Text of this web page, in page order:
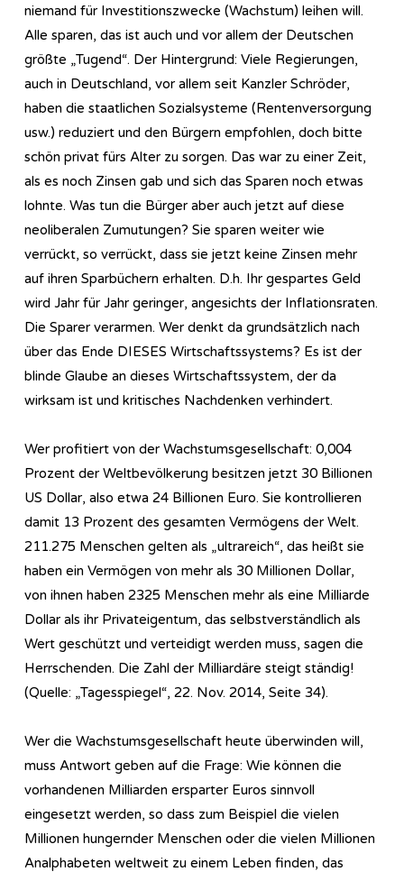
niemand für Investitionszwecke (Wachstum) leihen will.
Alle sparen, das ist auch und vor allem der Deutschen
größte „Tugend“. Der Hintergrund: Viele Regierungen,
auch in Deutschland, vor allem seit Kanzler Schröder,
haben die staatlichen Sozialsysteme (Rentenversorgung
usw.) reduziert und den Bürgern empfohlen, doch bitte
schön privat fürs Alter zu sorgen. Das war zu einer Zeit,
als es noch Zinsen gab und sich das Sparen noch etwas
lohnte. Was tun die Bürger aber auch jetzt auf diese
neoliberalen Zumutungen? Sie sparen weiter wie
verrückt, so verrückt, dass sie jetzt keine Zinsen mehr
auf ihren Sparbüchern erhalten. D.h. Ihr gespartes Geld
wird Jahr für Jahr geringer, angesichts der Inflationsraten.
Die Sparer verarmen. Wer denkt da grundsätzlich nach
über das Ende DIESES Wirtschaftssystems? Es ist der
blinde Glaube an dieses Wirtschaftssystem, der da
wirksam ist und kritisches Nachdenken verhindert.
Wer profitiert von der Wachstumsgesellschaft: 0,004
Prozent der Weltbevölkerung besitzen jetzt 30 Billionen
US Dollar, also etwa 24 Billionen Euro. Sie kontrollieren
damit 13 Prozent des gesamten Vermögens der Welt.
211.275 Menschen gelten als „ultrareich“, das heißt sie
haben ein Vermögen von mehr als 30 Millionen Dollar,
von ihnen haben 2325 Menschen mehr als eine Milliarde
Dollar als ihr Privateigentum, das selbstverständlich als
Wert geschützt und verteidigt werden muss, sagen die
Herrschenden. Die Zahl der Milliardäre steigt ständig!
(Quelle: „Tagesspiegel“, 22. Nov. 2014, Seite 34).
Wer die Wachstumsgesellschaft heute überwinden will,
muss Antwort geben auf die Frage: Wie können die
vorhandenen Milliarden ersparter Euros sinnvoll
eingesetzt werden, so dass zum Beispiel die vielen
Millionen hungernder Menschen oder die vielen Millionen
Analphabeten weltweit zu einem Leben finden, das